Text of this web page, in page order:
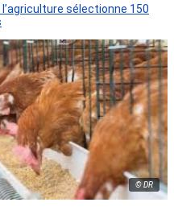
l’agriculture sélectionne 150
© DR